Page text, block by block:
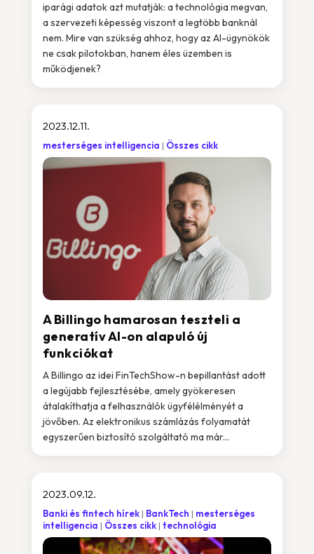
iparági adatok azt mutatják: a technológia megvan,
a szervezeti képesség viszont a legtöbb banknál
nem. Mire van szükség ahhoz, hogy az AI-ügynökök
ne csak pilotokban, hanem éles üzemben is
működjenek?
A Billingo hamarosan teszteli a
generatív AI-on alapuló új
funkciókat
2023.12.11.
mesterséges intelligencia Összes cikk
A Billingo az idei FinTechShow-n bepillantást adott
a legújabb fejlesztésébe, amely gyökeresen
átalakíthatja a felhasználók ügyfélélményét a
jövőben. Az elektronikus számlázás folyamatát
egyszerűen biztosító szolgáltató ma már...
2023.09.12.
Banki és fintech hírek BankTech
mesterséges
intelligencia
Összes cikk technológia